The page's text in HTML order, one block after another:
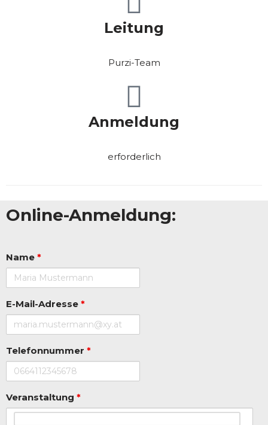
Leitung
Purzi-Team
Anmeldung
erforderlich
Online-Anmeldung:
Name *
E-Mail-Adresse *
Telefonnummer *
Veranstaltung *